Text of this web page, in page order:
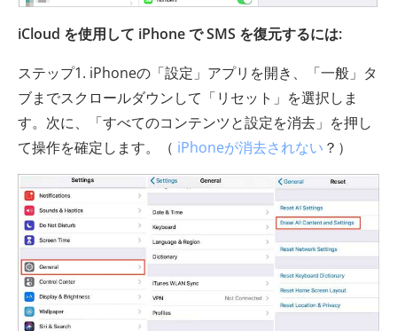
iCloud を使用して iPhone で SMS を復元するには:
ステップ1. iPhoneの「設定」アプリを開き、「一般」タ
ブまでスクロールダウンして「リセット」を選択しま
す。次に、「すべてのコンテンツと設定を消去」を押し
て操作を確定します。（ iPhoneが消去されない ？）